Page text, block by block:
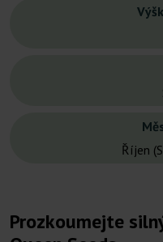
Říjen
Prozkoumejte